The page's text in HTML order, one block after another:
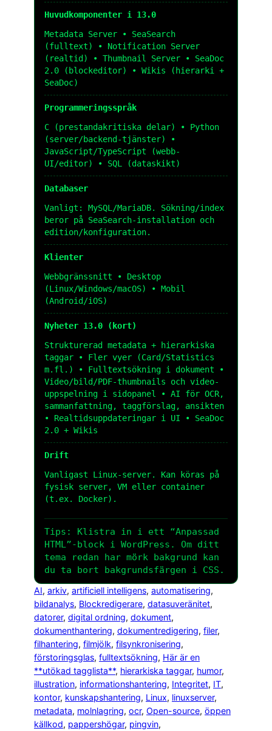
Huvudkomponenter i 13.0
Metadata Server • SeaSearch
(fulltext) • Notification Server
(realtid) • Thumbnail Server • SeaDoc
2.0 (blockeditor) • Wikis (hierarki +
SeaDoc)
Programmeringsspråk
C (prestandakritiska delar) • Python
(server/backend-tjänster) •
JavaScript/TypeScript (webb-
UI/editor) • SQL (dataskikt)
Databaser
Vanligt: MySQL/MariaDB. Sökning/index
beror på SeaSearch-installation och
edition/konfiguration.
Klienter
Webbgränssnitt • Desktop
(Linux/Windows/macOS) • Mobil
(Android/iOS)
Nyheter 13.0 (kort)
Strukturerad metadata + hierarkiska
taggar • Fler vyer (Card/Statistics
m.fl.) • Fulltextsökning i dokument •
Video/bild/PDF-thumbnails och video-
uppspelning i sidopanel • AI för OCR,
sammanfattning, taggförslag, ansikten
• Realtidsuppdateringar i UI • SeaDoc
2.0 + Wikis
Drift
Vanligast Linux-server. Kan köras på
fysisk server, VM eller container
(t.ex. Docker).
Tips: Klistra in i ett “Anpassad
HTML”-block i WordPress. Om ditt
tema redan har mörk bakgrund kan
du ta bort bakgrundsfärgen i CSS.
AI, arkiv, artificiell intelligens, automatisering
bildanalys, Blockredigerare, datasuveränitet
datorer, digital ordning, dokument
dokumenthantering, dokumentredigering, filer
filhantering, filmjölk, filsynkronisering
förstoringsglas, fulltextsökning, Här är en
**utökad tagglista**, hierarkiska taggar, humor
illustration, informationshantering, Integritet, IT
kontor, kunskapshantering, Linux, linuxserver
metadata, molnlagring, ocr, Open-source, öppen
källkod, pappershögar, pingvin